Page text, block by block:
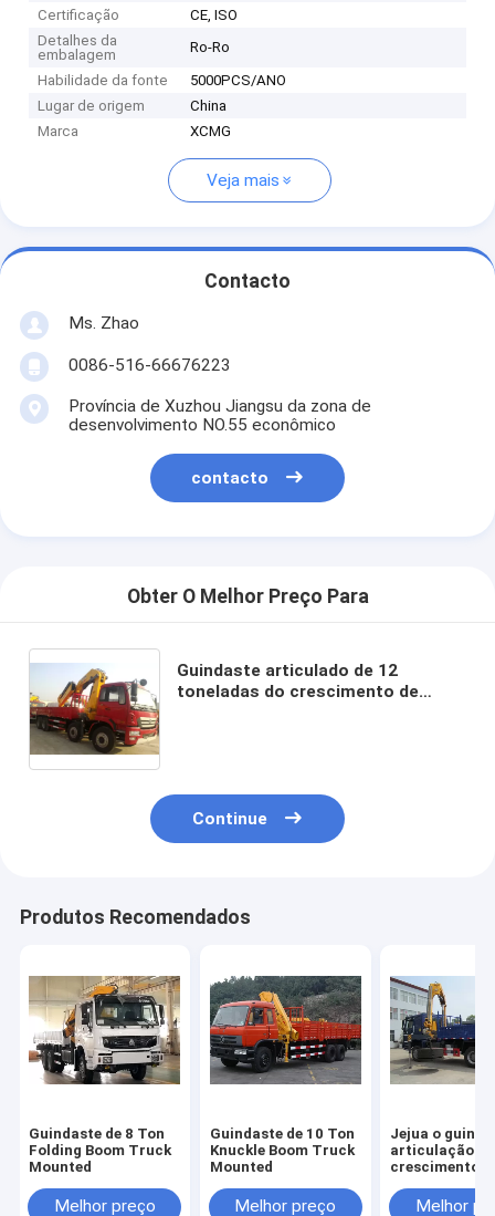
Certificação
CE, ISO
Detalhes da
embalagem
Ro-Ro
Habilidade da fonte
5000PCS/ANO
Lugar de origem
China
Marca
XCMG
Veja mais
Contacto
Ms. Zhao
0086-516-66676223
Província de Xuzhou Jiangsu da zona de
desenvolvimento NO.55 econômico
contacto
Obter O Melhor Preço Para
Guindaste articulado de 12
toneladas do crescimento de
Continue
Produtos Recomendados
Guindaste de 8 Ton
Folding Boom Truck
Mounted
Melhor preço
Guindaste de 10 Ton
Knuckle Boom Truck
Mounted
Melhor preço
Jejua o
articulação do
crescimento
cidade,Melhor